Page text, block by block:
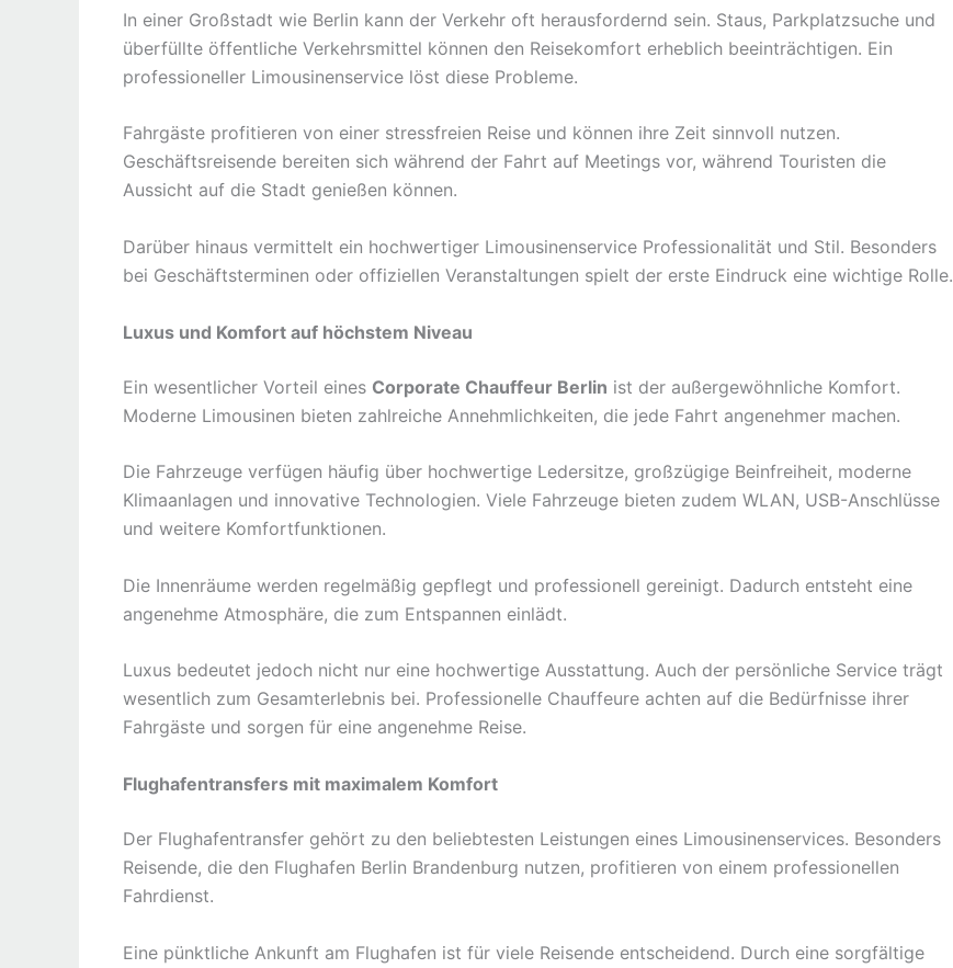
In einer Großstadt wie Berlin kann der Verkehr oft herausfordernd sein. Staus, Parkplatzsuche und
überfüllte öffentliche Verkehrsmittel können den Reisekomfort erheblich beeinträchtigen. Ein
professioneller Limousinenservice löst diese Probleme.
Fahrgäste profitieren von einer stressfreien Reise und können ihre Zeit sinnvoll nutzen.
Geschäftsreisende bereiten sich während der Fahrt auf Meetings vor, während Touristen die
Aussicht auf die Stadt genießen können.
Darüber hinaus vermittelt ein hochwertiger Limousinenservice Professionalität und Stil. Besonders
bei Geschäftsterminen oder offiziellen Veranstaltungen spielt der erste Eindruck eine wichtige Rolle.
Luxus und Komfort auf höchstem Niveau
Ein wesentlicher Vorteil eines Corporate Chauffeur Berlin ist der außergewöhnliche Komfort.
Moderne Limousinen bieten zahlreiche Annehmlichkeiten, die jede Fahrt angenehmer machen.
Die Fahrzeuge verfügen häufig über hochwertige Ledersitze, großzügige Beinfreiheit, moderne
Klimaanlagen und innovative Technologien. Viele Fahrzeuge bieten zudem WLAN, USB-Anschlüsse
und weitere Komfortfunktionen.
Die Innenräume werden regelmäßig gepflegt und professionell gereinigt. Dadurch entsteht eine
angenehme Atmosphäre, die zum Entspannen einlädt.
Luxus bedeutet jedoch nicht nur eine hochwertige Ausstattung. Auch der persönliche Service trägt
wesentlich zum Gesamterlebnis bei. Professionelle Chauffeure achten auf die Bedürfnisse ihrer
Fahrgäste und sorgen für eine angenehme Reise.
Flughafentransfers mit maximalem Komfort
Der Flughafentransfer gehört zu den beliebtesten Leistungen eines Limousinenservices. Besonders
Reisende, die den Flughafen Berlin Brandenburg nutzen, profitieren von einem professionellen
Fahrdienst.
Eine pünktliche Ankunft am Flughafen ist für viele Reisende entscheidend. Durch eine sorgfältige